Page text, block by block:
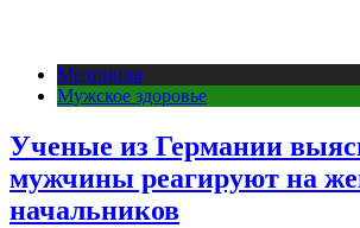
Медицина
Мужское здоровье
Ученые из Германии
мужчины реагируют на
начальников